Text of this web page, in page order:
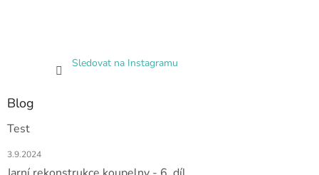
Sledovat na Instagramu
Blog
Test
3.9.2024